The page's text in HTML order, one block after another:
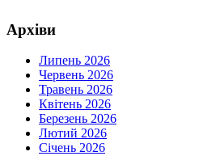
Архіви
Липень 2026
Червень 2026
Травень 2026
Квітень 2026
Березень 2026
Лютий 2026
Січень 2026